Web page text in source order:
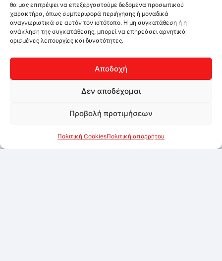
θα μας επιτρέψει να επεξεργαστούμε δεδομένα προσωπικού
χαρακτήρα, όπως συμπεριφορά περιήγησης ή μοναδικά
αναγνωριστικά σε αυτόν τον ιστότοπο. Η μη συγκατάθεση ή η
ανάκληση της συγκατάθεσης, μπορεί να επηρεάσει αρνητικά
ορισμένες λειτουργίες και δυνατότητες.
Αποδοχή
Δεν αποδέχομαι
Προβολή προτιμήσεων
Πολιτική CookiesΠολιτική απορρήτου